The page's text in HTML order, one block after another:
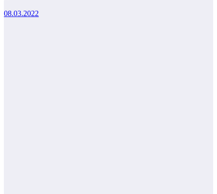
08.03.2022